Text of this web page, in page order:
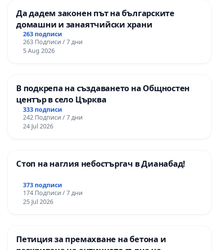
Да дадем законен път на българските
домашни и занаятчийски храни
263 подписи
263 Подписи / 7 дни
5 Aug 2026
В подкрепа на създаването на Общностен
център в село Църква
333 подписи
242 Подписи / 7 дни
24 Jul 2026
Стоп на наглия небостъргач в Дианабад!
373 подписи
174 Подписи / 7 дни
25 Jul 2026
Петиция за премахване на бетона и